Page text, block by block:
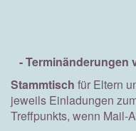
-
Stammtisch für Eltern
jeweils Einladungen
Treffpunkts, wenn Mail-